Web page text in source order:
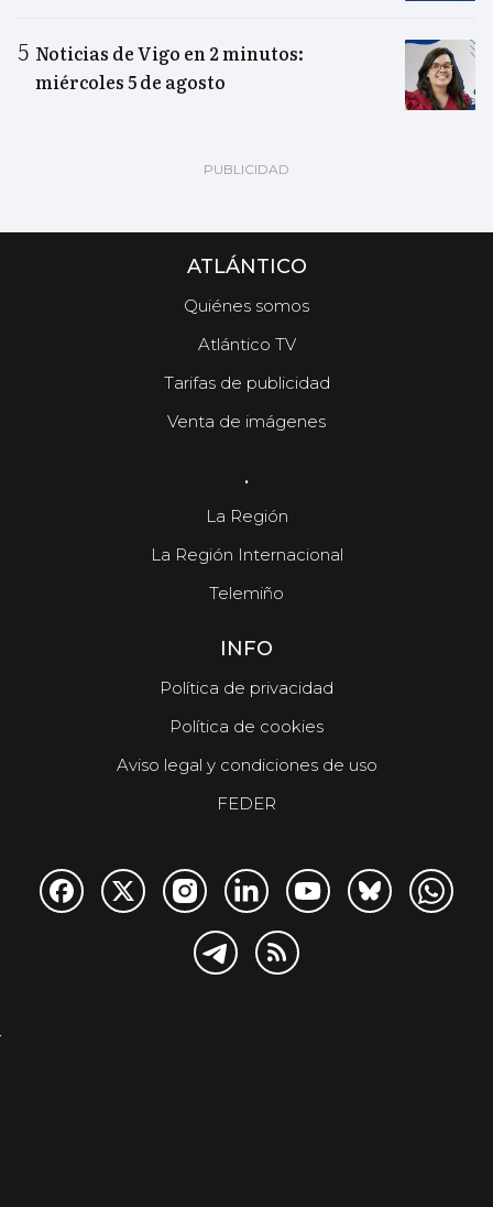
Noticias de Vigo en 2 minutos:
miércoles 5 de agosto
ATLÁNTICO
Quiénes somos
Atlántico TV
Tarifas de publicidad
Venta de imágenes
.
La Región
La Región Internacional
Telemiño
INFO
Política de privacidad
Política de cookies
Aviso legal y condiciones de uso
FEDER